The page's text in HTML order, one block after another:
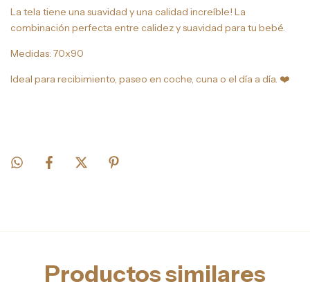
La tela tiene una suavidad y una calidad increíble! La
combinación perfecta entre calidez y suavidad para tu bebé.
Medidas: 70x90
Ideal para recibimiento, paseo en coche, cuna o el día a día. ❤️
Productos similares